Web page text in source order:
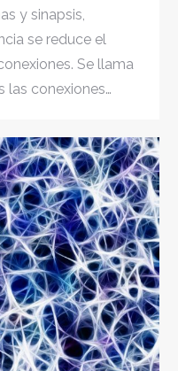
y sinapsis,
se reduce el
Se llama
las conexiones…